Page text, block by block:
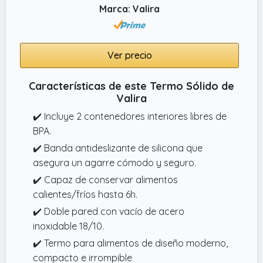
Marca: Valira
Ver precio
Características de este Termo Sólido de
Valira
✔️ Incluye 2 contenedores interiores libres de
BPA.
✔️ Banda antideslizante de silicona que
asegura un agarre cómodo y seguro.
✔️ Capaz de conservar alimentos
calientes/fríos hasta 6h.
✔️ Doble pared con vacío de acero
inoxidable 18/10.
✔️ Termo para alimentos de diseño moderno,
compacto e irrompible